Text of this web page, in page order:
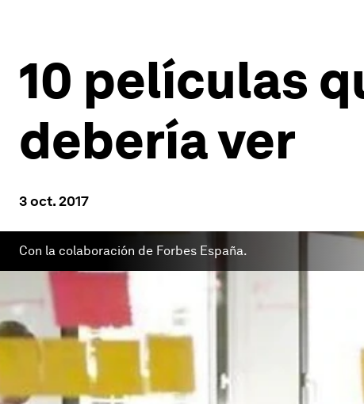
10 películas
debería ver
3 oct. 2017
Con la colaboración de Forbes España.